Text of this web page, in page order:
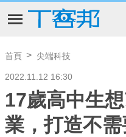
首頁 尖端科技
2022.11.12 16:30
17歲高中生
業，打造不